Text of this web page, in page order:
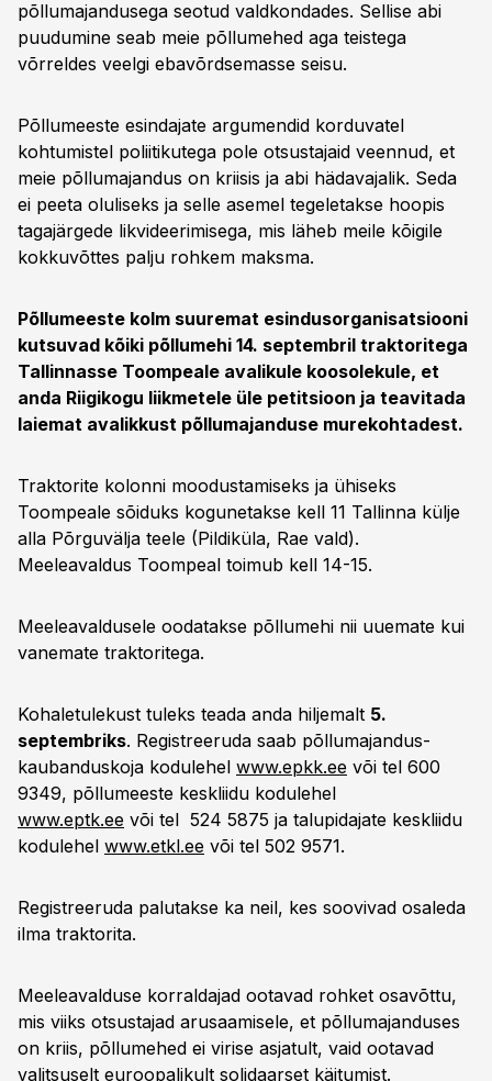
põllumajandusega seotud valdkondades. Sellise abi
puudumine seab meie põllumehed aga teistega
võrreldes veelgi ebavõrdsemasse seisu.
Põllumeeste esindajate argumendid korduvatel
kohtumistel poliitikutega pole otsustajaid veennud, et
meie põllumajandus on kriisis ja abi hädavajalik. Seda
ei peeta oluliseks ja selle asemel tegeletakse hoopis
tagajärgede likvideerimisega, mis läheb meile kõigile
kokkuvõttes palju rohkem maksma.
Põllumeeste kolm suuremat esindusorganisatsiooni
kutsuvad kõiki põllumehi 14. septembril traktoritega
Tallinnasse Toompeale avalikule koosolekule, et
anda Riigikogu liikmetele üle petitsioon ja teavitada
laiemat avalikkust põllumajanduse murekohtadest.
Traktorite kolonni moodustamiseks ja ühiseks
Toompeale sõiduks kogunetakse kell 11 Tallinna külje
alla Põrguvälja teele (Pildiküla, Rae vald).
Meeleavaldus Toompeal toimub kell 14-15.
Meeleavaldusele oodatakse põllumehi nii uuemate kui
vanemate traktoritega.
Kohaletulekust tuleks teada anda hiljemalt 5.
septembriks. Registreeruda saab põllumajandus-
kaubanduskoja kodulehel www.epkk.ee või tel 600
9349, põllumeeste keskliidu kodulehel
www.eptk.ee või tel 524 5875 ja talupidajate keskliidu
kodulehel www.etkl.ee või tel 502 9571.
Registreeruda palutakse ka neil, kes soovivad osaleda
ilma traktorita.
Meeleavalduse korraldajad ootavad rohket osavõttu,
mis viiks otsustajad arusaamisele, et põllumajanduses
on kriis, põllumehed ei virise asjatult, vaid ootavad
valitsuselt euroopalikult solidaarset käitumist.